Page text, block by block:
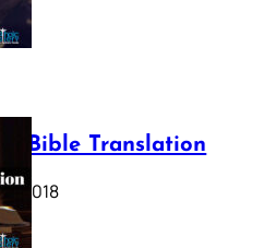
Bible Translation
2018